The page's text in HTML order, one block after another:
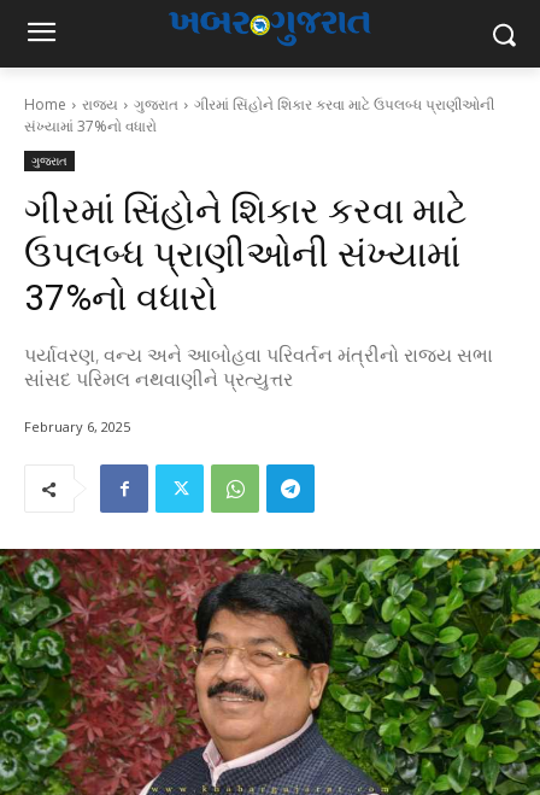
Home રાજ્ય ગુજરાત
ગીરમાં સિંહોને શિકાર કરવા માટે ઉપલબ્ધ પ્રાણીઓની
સંખ્યામાં 37%નો વધારો
ગુજરાત
ગીરમાં સિંહોને શિકાર કરવા માટે
ઉપલબ્ધ પ્રાણીઓની સંખ્યામાં
37%નો વધારો
પર્યાવરણ, વન્ય અને આબોહવા પરિવર્તન મંત્રીનો રાજ્ય સભા
સાંસદ પરિમલ નથવાણીને પ્રત્યુત્તર
February 6, 2025